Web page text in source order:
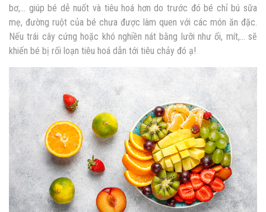
bơ,… giúp bé dễ nuốt và tiêu hoá hơn do trước đó bé chỉ bú sữa
mẹ, đường ruột của bé chưa được làm quen với các món ăn đặc.
Nếu trái cây cứng hoặc khó nghiền nát bằng lưỡi như ổi, mít,… sẽ
khiến bé bị rối loạn tiêu hoá dẫn tới tiêu chảy đó ạ!